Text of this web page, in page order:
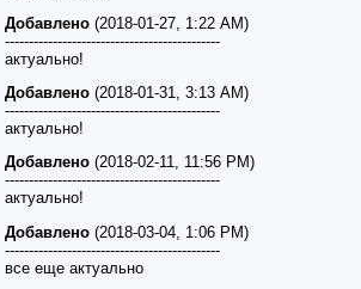
Добавлено (2018-01-27, 1:22 AM)
---------------------------------------------
актуально!
Добавлено (2018-01-31, 3:13 AM)
---------------------------------------------
актуально!
Добавлено (2018-02-11, 11:56 PM)
---------------------------------------------
актуально!
Добавлено (2018-03-04, 1:06 PM)
---------------------------------------------
все еще актуально